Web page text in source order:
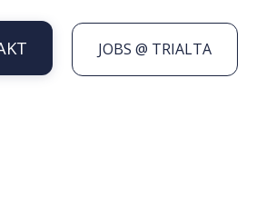
JOBS @ TRIALTA